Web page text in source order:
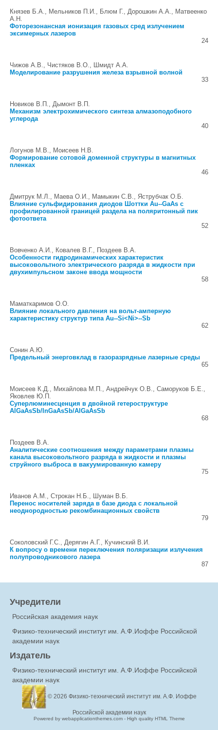
Князев Б.А., Мельников П.И., Блюм Г., Дорошкин А.А., Матвеенко
А.Н.
Фоторезонансная ионизация газовых сред излучением
эксимерных лазеров
24
Чижов А.В., Чистяков В.О., Шмидт А.А.
Моделирование разрушения железа взрывной волной
33
Новиков В.П., Дымонт В.П.
Механизм электрохимического синтеза алмазоподобного
углерода
40
Логунов М.В., Моисеев Н.В.
Формирование сотовой доменной структуры в магнитных
пленках
46
Дмитрук М.Л., Маева О.И., Мамыкин С.В., Яструбчак О.Б.
Влияние сульфидирования диодов Шоттки Au--GaAs с
профилированной границей раздела на поляритонный пик
фотоответа
52
Вовченко А.И., Ковалев В.Г., Поздеев В.А.
Особенности гидродинамических характеристик
высоковольтного электрического разряда в жидкости при
двухимпульсном законе ввода мощности
58
Маматкаримов О.О.
Влияние локального давления на вольт-амперную
характеристику структур типа Au--Si<Ni>--Sb
62
Сонин А.Ю.
Предельный энерговклад в газоразрядные лазерные среды
65
Моисеев К.Д., Михайлова М.П., Андрейчук О.В., Саморуков Б.Е.,
Яковлев Ю.П.
Суперлюминесценция в двойной гетероструктуре
AlGaAsSb/InGaAsSb/AlGaAsSb
68
Поздеев В.А.
Аналитические соотношения между параметрами плазмы
канала высоковольтного разряда в жидкости и плазмы
струйного выброса в вакуумированную камеру
75
Иванов А.М., Строкан Н.Б., Шуман В.Б.
Перенос носителей заряда в базе диода с локальной
неоднородностью рекомбинационных свойств
79
Соколовский Г.С., Дерягин А.Г., Кучинский В.И.
К вопросу о времени переключения поляризации излучения
полупроводникового лазера
87
Учредители
Российская академия наук
Физико-технический институт им. А.Ф.Иоффе Российской
академии наук
Издатель
Физико-технический институт им. А.Ф.Иоффе Российской
академии наук
© 2026 Физико-технический институт им. А.Ф. Иоффе
Российской академии наук
Powered by webapplicationthemes.com - High quality HTML Theme